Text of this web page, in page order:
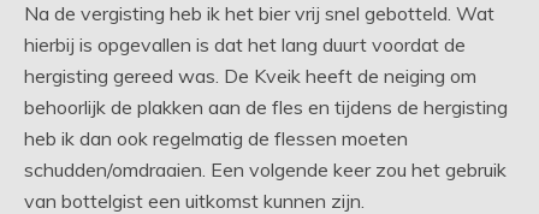
Na de vergisting heb ik het bier vrij snel gebotteld. Wat
hierbij is opgevallen is dat het lang duurt voordat de
hergisting gereed was. De Kveik heeft de neiging om
behoorlijk de plakken aan de fles en tijdens de hergisting
heb ik dan ook regelmatig de flessen moeten
schudden/omdraaien. Een volgende keer zou het gebruik
van bottelgist een uitkomst kunnen zijn.